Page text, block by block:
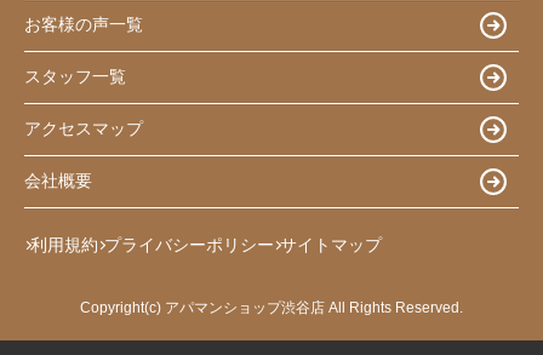
お客様の声一覧
スタッフ一覧
アクセスマップ
会社概要
利用規約 プライバシーポリシー サイトマップ
Copyright(c) アパマンショップ渋谷店 All Rights Reserved.